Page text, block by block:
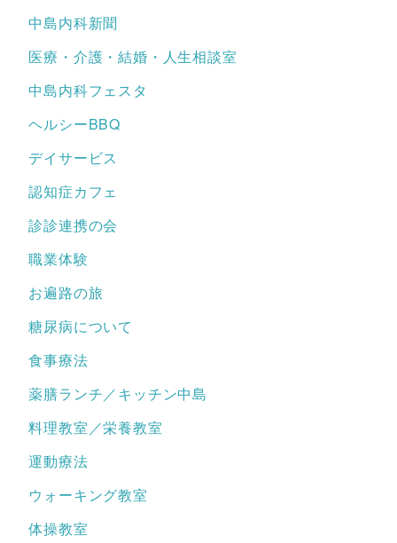
中島内科新聞
医療・介護・結婚・人生相談室
中島内科フェスタ
ヘルシーBBQ
デイサービス
認知症カフェ
診診連携の会
職業体験
お遍路の旅
糖尿病について
食事療法
薬膳ランチ／キッチン中島
料理教室／栄養教室
運動療法
ウォーキング教室
体操教室